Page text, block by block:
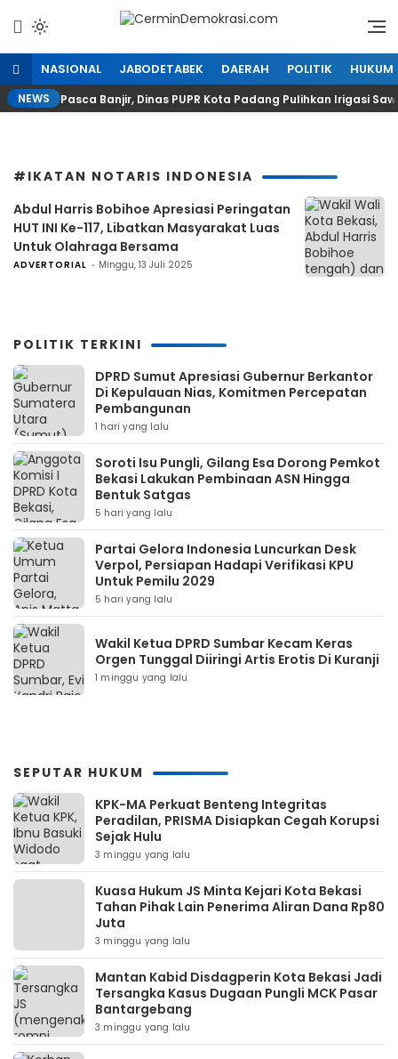
konten
NASIONAL JABODETABEK DAERAH POLITIK HUKUM
NEWS Pasca Banjir, Dinas PUPR Kota Padang Pulihkan Irigasi
#IKATAN NOTARIS INDONESIA
Abdul Harris Bobihoe Apresiasi Peringatan
HUT INI Ke-117, Libatkan Masyarakat Luas
Untuk Olahraga Bersama
ADVERTORIAL Minggu, 13 Juli 2025
POLITIK TERKINI
DPRD Sumut Apresiasi Gubernur Berkantor
Di Kepulauan Nias, Komitmen Percepatan
Pembangunan
1 hari yang lalu
Soroti Isu Pungli, Gilang Esa Dorong Pemkot
Bekasi Lakukan Pembinaan ASN Hingga
Bentuk Satgas
5 hari yang lalu
Partai Gelora Indonesia Luncurkan Desk
Verpol, Persiapan Hadapi Verifikasi KPU
Untuk Pemilu 2029
5 hari yang lalu
Wakil Ketua DPRD Sumbar Kecam Keras
Orgen Tunggal Diiringi Artis Erotis Di Kuranji
1 minggu yang lalu
SEPUTAR HUKUM
KPK-MA Perkuat Benteng Integritas
Peradilan, PRISMA Disiapkan Cegah Korupsi
Sejak Hulu
3 minggu yang lalu
Kuasa Hukum JS Minta Kejari Kota Bekasi
Tahan Pihak Lain Penerima Aliran Dana Rp80
Juta
3 minggu yang lalu
Mantan Kabid Disdagperin Kota Bekasi Jadi
Tersangka Kasus Dugaan Pungli MCK Pasar
Bantargebang
3 minggu yang lalu